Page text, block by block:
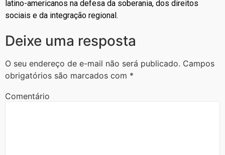
latino-americanos na defesa da soberania, dos direitos
sociais e da integração regional.
Deixe uma resposta
O seu endereço de e-mail não será publicado. Campos
obrigatórios são marcados com *
Comentário